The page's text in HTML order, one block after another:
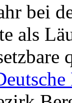
bei
als